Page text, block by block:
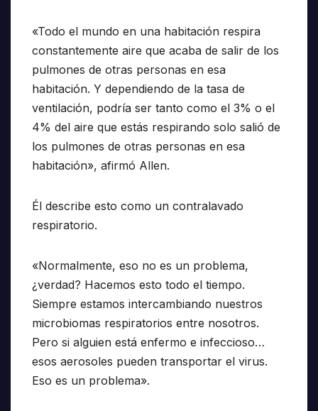
«Todo el mundo en una habitación respira
constantemente aire que acaba de salir de los
pulmones de otras personas en esa
habitación. Y dependiendo de la tasa de
ventilación, podría ser tanto como el 3% o el
4% del aire que estás respirando solo salió de
los pulmones de otras personas en esa
habitación», afirmó Allen.
Él describe esto como un contralavado
respiratorio.
«Normalmente, eso no es un problema,
¿verdad? Hacemos esto todo el tiempo.
Siempre estamos intercambiando nuestros
microbiomas respiratorios entre nosotros.
Pero si alguien está enfermo e infeccioso…
esos aerosoles pueden transportar el virus.
Eso es un problema».